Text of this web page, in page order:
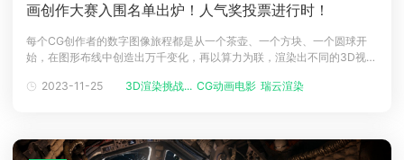
画创作大赛入围名单出炉！人气奖投票进行时！
每个CG创作者的数字图像旅程都是从一个茶壶、一个方块、一个圆球开
始，在图形布线中创造出万千变化，再以算力为联，渲染出不同的3D视觉
参赛者以主办方提供的球形3D动画模板为基础，进行7秒的动画创作，为
2023-11-25 3D渲染挑战... CG动画电影 瑞云渲染